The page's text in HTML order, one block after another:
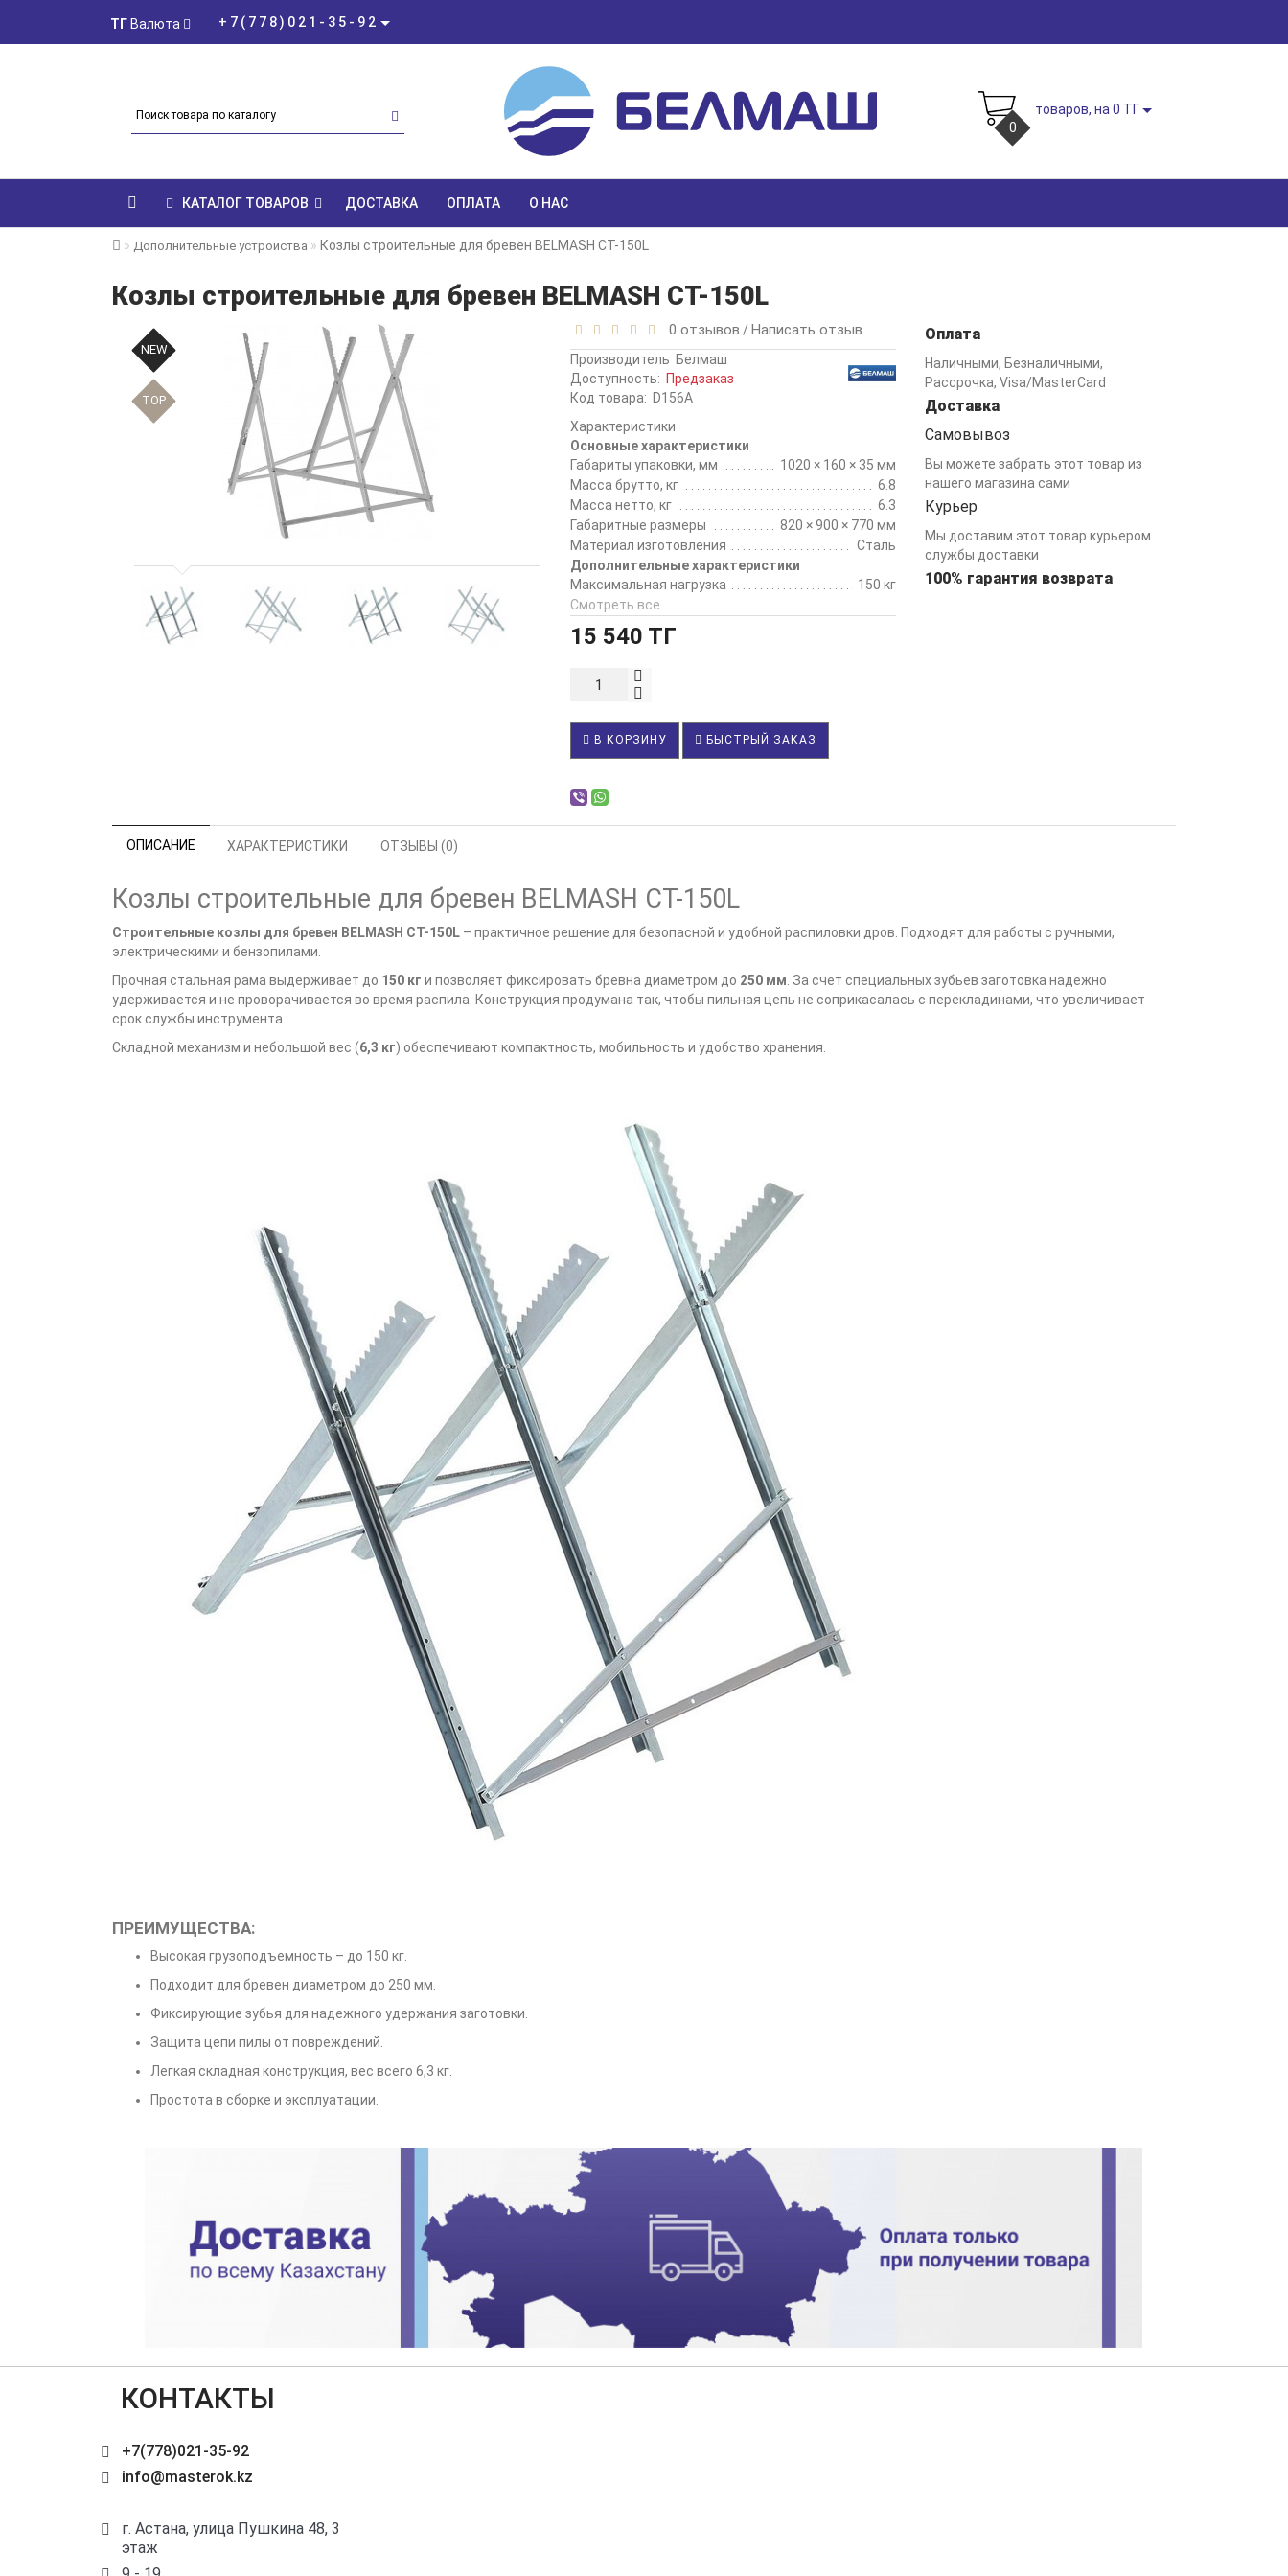
ТГ Валюта +7(778)021-35-92
0
товаров, на 0 ТГ
КАТАЛОГ ТОВАРОВ ДОСТАВКА ОПЛАТА О НАС
Дополнительные устройства Козлы строительные для бревен BELMASH CT-150L
Козлы строительные для бревен BELMASH CT-150L
NEW
TOP
0 отзывов / Написать отзыв
Производитель Белмаш
Доступность: Предзаказ
Код товара: D156A
Характеристики
Основные характеристики
Габариты упаковки, мм
1020 × 160 × 35 мм
Масса брутто, кг
6.8
Масса нетто, кг
6.3
Габаритные размеры
820 × 900 × 770 мм
Материал изготовления
Сталь
Дополнительные характеристики
Максимальная нагрузка
150 кг
Cмотреть все
15 540 ТГ
В КОРЗИНУ БЫСТРЫЙ ЗАКАЗ
Оплата
Наличными, Безналичными,
Рассрочка, Visa/MasterCard
Доставка
Самовывоз
Вы можете забрать этот товар из
нашего магазина сами
Курьер
Мы доставим этот товар курьером
службы доставки
100% гарантия возврата
ОПИСАНИЕ ХАРАКТЕРИСТИКИ ОТЗЫВЫ (0)
Козлы строительные для бревен BELMASH CT-150L
Строительные козлы для бревен BELMASH CT-150L – практичное решение для безопасной и удобной распиловки дров. Подходят для работы с ручными,
электрическими и бензопилами.
Прочная стальная рама выдерживает до 150 кг и позволяет фиксировать бревна диаметром до 250 мм . За счет специальных зубьев заготовка надежно
удерживается и не проворачивается во время распила. Конструкция продумана так, чтобы пильная цепь не соприкасалась с перекладинами, что увеличивает
срок службы инструмента.
Складной механизм и небольшой вес (6,3 кг) обеспечивают компактность, мобильность и удобство хранения.
ПРЕИМУЩЕСТВА:
Высокая грузоподъемность – до 150 кг.
Подходит для бревен диаметром до 250 мм.
Фиксирующие зубья для надежного удержания заготовки.
Защита цепи пилы от повреждений.
Легкая складная конструкция, вес всего 6,3 кг.
Простота в сборке и эксплуатации.
КОНТАКТЫ
+7(778)021-35-92
info@masterok.kz
г. Астана, улица Пушкина 48, 3
этаж